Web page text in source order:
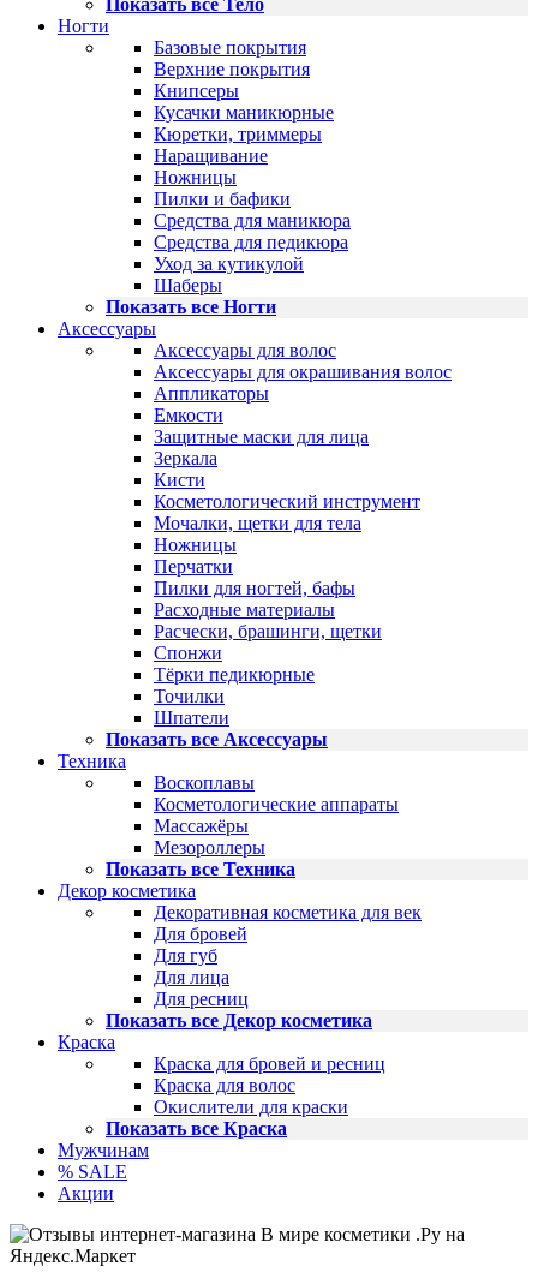
Показать все Тело
Ногти
Базовые покрытия
Верхние покрытия
Книпсеры
Кусачки маникюрные
Кюретки, триммеры
Наращивание
Ножницы
Пилки и бафики
Средства для маникюра
Средства для педикюра
Уход за кутикулой
Шаберы
Показать все Ногти
Аксессуары
Аксессуары для волос
Аксессуары для окрашивания волос
Аппликаторы
Емкости
Защитные маски для лица
Зеркала
Кисти
Косметологический инструмент
Мочалки, щетки для тела
Ножницы
Перчатки
Пилки для ногтей, бафы
Расходные материалы
Расчески, брашинги, щетки
Спонжи
Тёрки педикюрные
Точилки
Шпатели
Показать все Аксессуары
Техника
Воскоплавы
Косметологические аппараты
Массажёры
Мезороллеры
Показать все Техника
Декор косметика
Декоративная косметика для век
Для бровей
Для губ
Для лица
Для ресниц
Показать все Декор косметика
Краска
Краска для бровей и ресниц
Краска для волос
Окислители для краски
Показать все Краска
Мужчинам
% SALE
Акции